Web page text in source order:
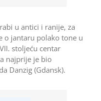
u antici i ranije, za
o jantaru polako tone u
stoljeću centar
najprije je bio
Danzig (Gdansk).